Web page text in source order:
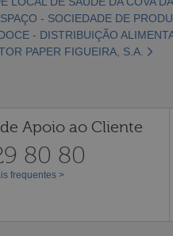
- SOCIEDADE DE
- DISTRIBUIÇÃO
PAPER FIGUEIRA, S.A.
Apoio ao Cliente
80 80
frequentes >